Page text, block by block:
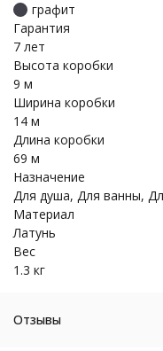
графит
Гарантия
7 лет
Высота коробки
9 м
Ширина коробки
14 м
Длина коробки
69 м
Назначение
Для душа, Для ванны,
Материал
Латунь
Вес
1.3 кг
Отзывы